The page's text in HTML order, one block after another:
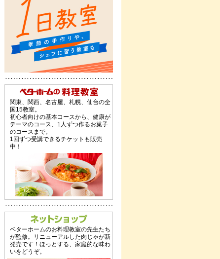
関東、関西、名古屋、札幌、仙台の全
国15教室。
初心者向けの基本コースから、健康が
テーマのコース、1人ずつ作るお菓子
のコースまで。
1回ずつ受講できるチケットも販売
中！
ベターホームのお料理教室の先生たち
が監修。リニューアルした肉じゃが新
発売です！ほっとする、家庭的な味わ
いをどうぞ。